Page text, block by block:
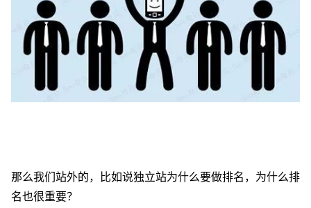
那么我们站外的，比如说独立站为什么要做排名，为什么排
名也很重要？